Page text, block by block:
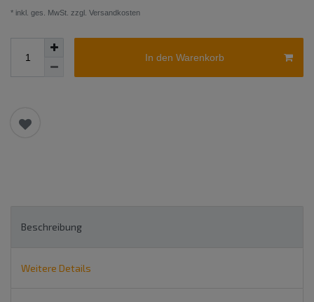
* inkl. ges. MwSt. zzgl. Versandkosten
In den Warenkorb
Beschreibung
Weitere Details